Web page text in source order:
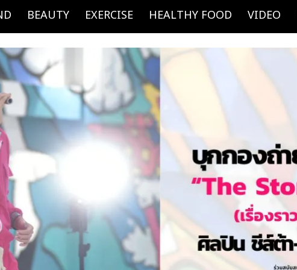
BEAUTY EXERCISE HEALTHY FOOD VIDEO